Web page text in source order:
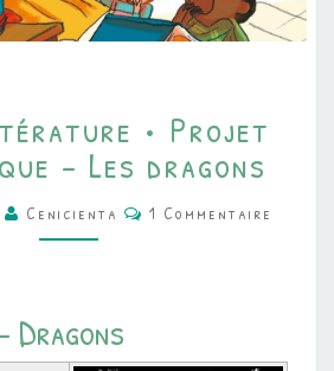
•
LITTÉRATURE
LES
DRAGONS
• Projet
– Les dragons
Cenicienta Commentaires
1 Commentaire
Dragons